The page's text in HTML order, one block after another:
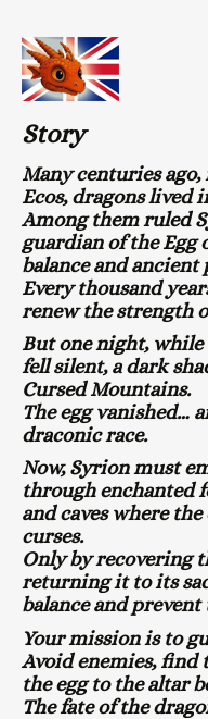
Story
Many centuries
Ecos, dragons lived
Among them ruled
guardian of the Egg
balance and ancient
Every thousand
renew the strength
But one night,
fell silent, a dark
Cursed Mountains.
The egg vanished…
draconic race.
Now, Syrion must
through enchanted
and caves where
curses.
Only by recovering
returning it to its
balance and
Your mission is to
Avoid enemies, find
the egg to the altar
The fate of the